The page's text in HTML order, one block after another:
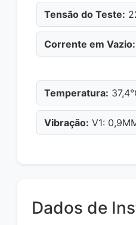
Tensão do Teste:
Corrente em Vazio:
Temperatura:
Vibração: V1:
Dados de